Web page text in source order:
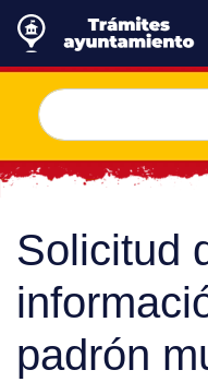
Solicitud
padrón